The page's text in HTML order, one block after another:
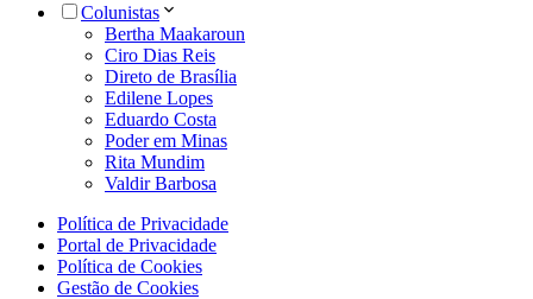
Colunistas
Bertha Maakaroun
Ciro Dias Reis
Direto de Brasília
Edilene Lopes
Eduardo Costa
Poder em Minas
Rita Mundim
Valdir Barbosa
Política de Privacidade
Portal de Privacidade
Política de Cookies
Gestão de Cookies